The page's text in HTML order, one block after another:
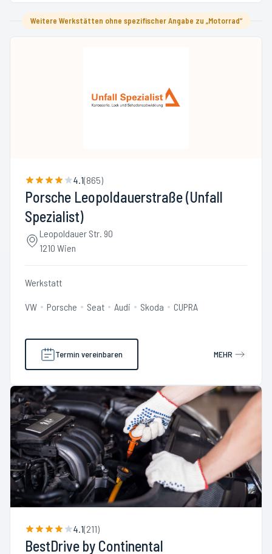
Weitere Werkstätten ohne spezifischer Angabe zu „Motorrad“
4.1(865)
Porsche Leopoldauerstraße (Unfall
Spezialist)
Leopoldauer Str. 90
1210 Wien
Werkstatt
VW Porsche Seat Audi Skoda CUPRA
Termin vereinbaren MEHR
4.1(211)
BestDrive by Continental